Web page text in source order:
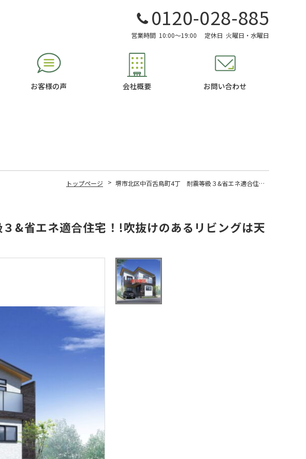
0120-028-885
営業時間 10:00～19:00 定休日 火曜日・水曜日
お客様の声 会社概要 お問い合わせ
トップページ 堺市北区中百舌鳥町4丁 耐震等級３&省エネ適合住宅！!吹抜けのあるリビングは天井高も2600㎜と開放感抜群♪
&省エネ適合住宅！!吹抜けのあるリビングは天